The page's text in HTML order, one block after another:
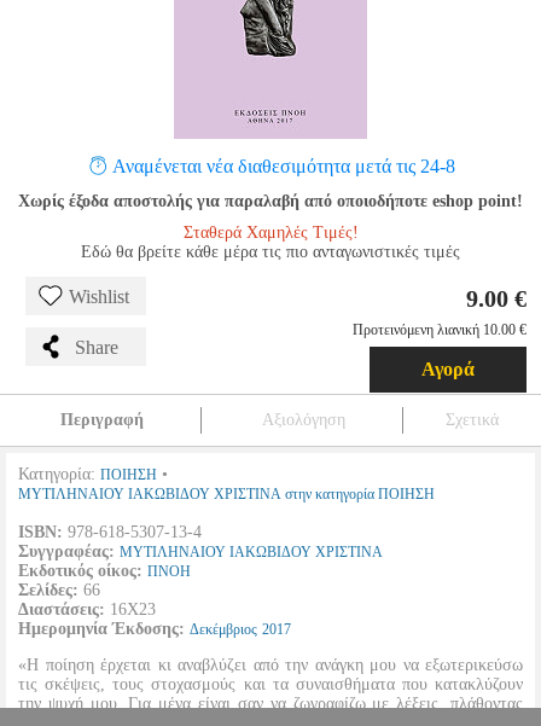
Αναμένεται νέα διαθεσιμότητα μετά τις 24-8
Χωρίς έξοδα αποστολής για παραλαβή από οποιοδήποτε eshop point!
Σταθερά Χαμηλές Τιμές!
Εδώ θα βρείτε κάθε μέρα τις πιο ανταγωνιστικές τιμές
Wishlist
Share
9.00 €
Προτεινόμενη λιανική 10.00 €
Αγορά
Περιγραφή Αξιολόγηση Σχετικά
Κατηγορία: ΠΟΙΗΣΗ •
ΜΥΤΙΛΗΝΑΙΟΥ ΙΑΚΩΒΙΔΟΥ ΧΡΙΣΤΙΝΑ στην κατηγορία ΠΟΙΗΣΗ
ISBN: 978-618-5307-13-4
Συγγραφέας: ΜΥΤΙΛΗΝΑΙΟΥ ΙΑΚΩΒΙΔΟΥ ΧΡΙΣΤΙΝΑ
Εκδοτικός οίκος: ΠΝΟΗ
Σελίδες: 66
Διαστάσεις: 16Χ23
Ημερομηνία Έκδοσης: Δεκέμβριος 2017
«Η ποίηση έρχεται κι αναβλύζει από την ανάγκη μου να εξωτερικεύσω
τις σκέψεις, τους στοχασμούς και τα συναισθήματα που κατακλύζουν
την ψυχή μου. Για μένα είναι σαν να ζωγραφίζω με λέξεις, πλάθοντας